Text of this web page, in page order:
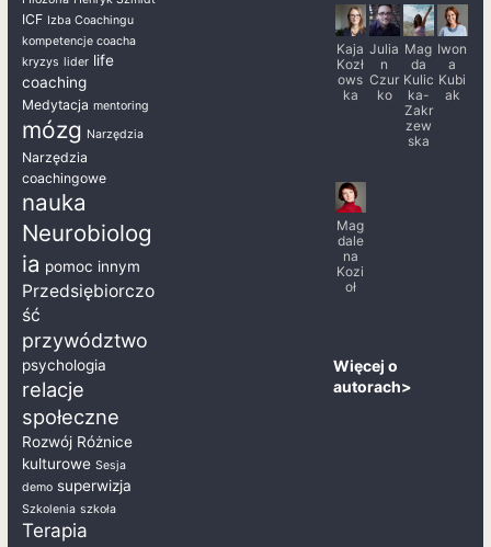
ICF Izba Coachingu
kompetencje coacha
kryzys lider life
coaching
Medytacja mentoring
mózg Narzędzia
Narzędzia
coachingowe
nauka
Neurobiolog
ia pomoc innym
Przedsiębiorczo
ść
przywództwo
psychologia
relacje
społeczne
Rozwój Różnice
kulturowe Sesja
demo superwizja
Szkolenia szkoła
Terapia
Kaja
Kozł
ows
ka
Julia
n
Czur
ko
Mag
da
Kulic
ka-
Zakr
zew
ska
Iwon
a
Kubi
ak
Mag
dale
na
Kozi
oł
Więcej o
autorach>